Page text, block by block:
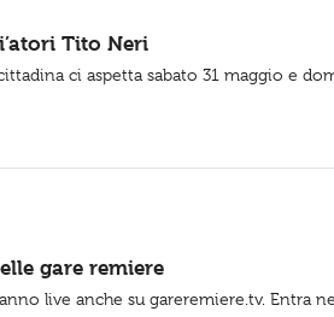
Tito Neri
ci aspetta sabato 31 maggio e
gare remiere
live anche su gareremiere.tv. Entra nel